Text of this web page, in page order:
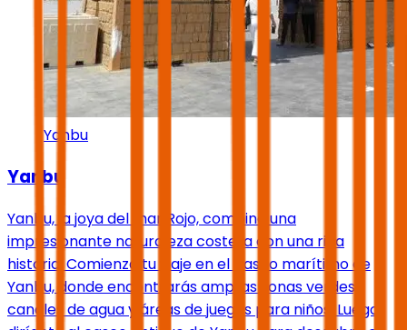
Yanbu
Yanbu
Yanbu, la joya del mar Rojo, combina una
impresionante naturaleza costera con una rica
historia. Comienza tu viaje en el paseo marítimo de
Yanbu, donde encontrarás amplias zonas verdes,
canales de agua y áreas de juegos para niños. Luego